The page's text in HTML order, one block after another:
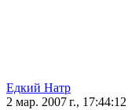
Едкий Натр
2 мар. 2007 г., 17:44:12